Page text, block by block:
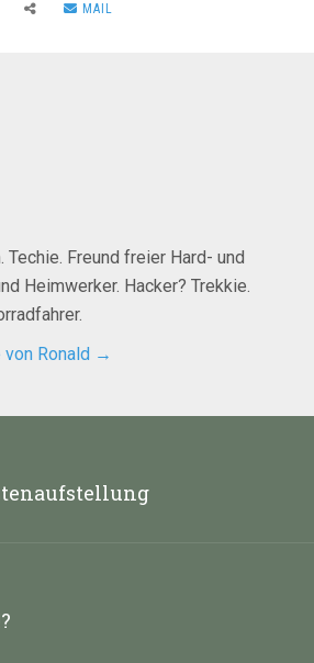
MAIL
Techie. Freund freier Hard- und
Heimwerker. Hacker? Trekkie.
Ronald →